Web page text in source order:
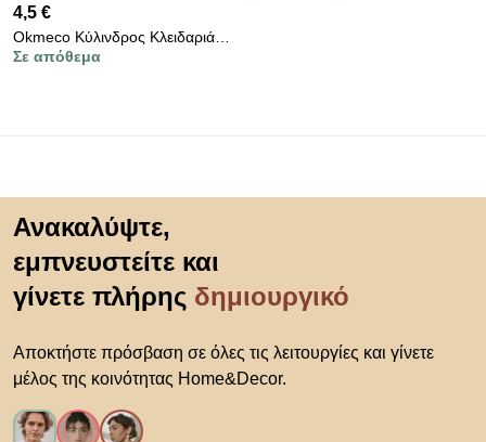
4,5 €
Okmeco Κύλινδρος Κλειδαριάς
60mm - Lock Cylinder 60mm
Σε απόθεμα
Ανακαλύψτε,
εμπνευστείτε και
γίνετε πλήρης δημιουργικό
Αποκτήστε πρόσβαση σε όλες τις λειτουργίες και γίνετε
μέλος της κοινότητας Home&Decor.